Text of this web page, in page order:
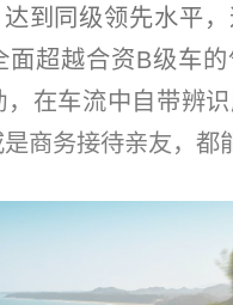
到同级领先水平，
面超越合资B级车
，在车流中自带辨
商务接待亲友，都